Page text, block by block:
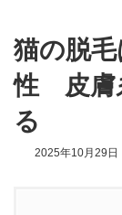
猫の脱
性 皮膚
る
2025年10月29日